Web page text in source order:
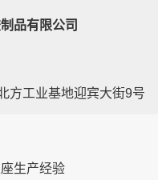
品有限公司
方工业基地迎宾大街9号
生产经验